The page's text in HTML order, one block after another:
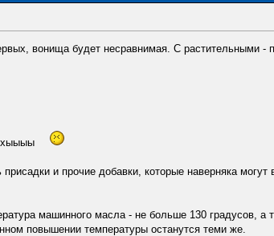
вонища будет несравнимая. С растительными -
хыыыы
и прочие добавки, которые наверняка
машинного масла - не больше 130 градусов, а
повышении температуры останутся теми же.